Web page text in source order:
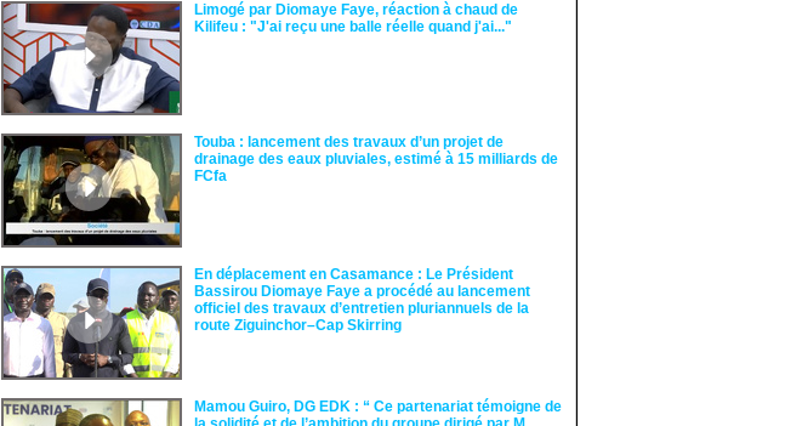
Limogé par Diomaye Faye, réaction à chaud de
Kilifeu : "J'ai reçu une balle réelle quand j'ai..."
Touba : lancement des travaux d’un projet de
drainage des eaux pluviales, estimé à 15 milliards de
FCfa ‎
En déplacement en Casamance : Le Président
Bassirou Diomaye Faye a procédé au lancement
officiel des travaux d’entretien pluriannuels de la
route Ziguinchor–Cap Skirring
Mamou Guiro, DG EDK : “ Ce partenariat témoigne de